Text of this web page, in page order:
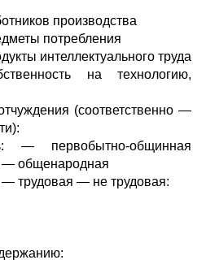
производства
потребления
интеллектуального труда
на технологию,
(соответственно —
— первобытно-общинная
— общенародная
— трудовая — не трудовая: